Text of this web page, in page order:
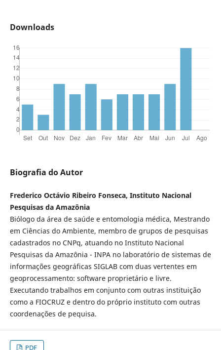
Downloads
Biografia do Autor
Frederico Octávio Ribeiro Fonseca, Instituto Nacional
Pesquisas da Amazônia
Biólogo da área de saúde e entomologia médica, Mestrando
em Ciências do Ambiente, membro de grupos de pesquisas
cadastrados no CNPq, atuando no Instituto Nacional
Pesquisas da Amazônia - INPA no laboratório de sistemas de
informações geográficas SIGLAB com duas vertentes em
geoprocessamento: software proprietário e livre.
Executando trabalhos em conjunto com outras instituição
como a FIOCRUZ e dentro do próprio instituto com outras
coordenações de pequisa.
PDF